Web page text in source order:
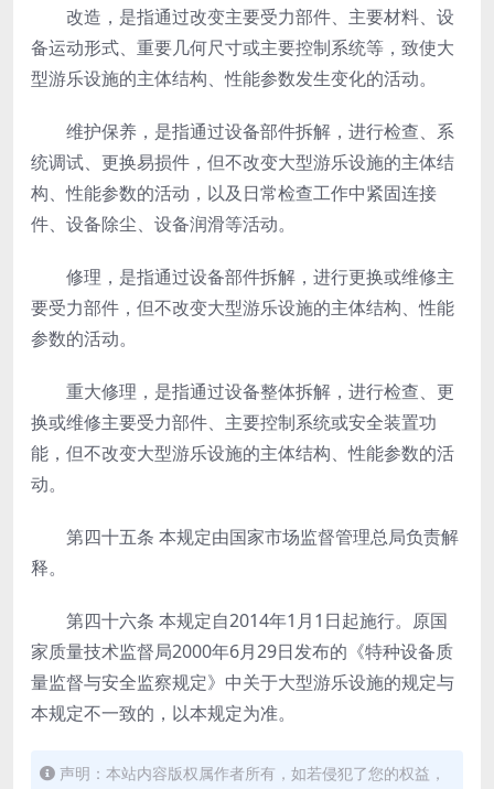
改造，是指通过改变主要受力部件、主要材料、设
备运动形式、重要几何尺寸或主要控制系统等，致使大
型游乐设施的主体结构、性能参数发生变化的活动。
维护保养，是指通过设备部件拆解，进行检查、系
统调试、更换易损件，但不改变大型游乐设施的主体结
构、性能参数的活动，以及日常检查工作中紧固连接
件、设备除尘、设备润滑等活动。
修理，是指通过设备部件拆解，进行更换或维修主
要受力部件，但不改变大型游乐设施的主体结构、性能
参数的活动。
重大修理，是指通过设备整体拆解，进行检查、更
换或维修主要受力部件、主要控制系统或安全装置功
能，但不改变大型游乐设施的主体结构、性能参数的活
动。
第四十五条 本规定由国家市场监督管理总局负责解
释。
第四十六条 本规定自2014年1月1日起施行。原国
家质量技术监督局2000年6月29日发布的《特种设备质
量监督与安全监察规定》中关于大型游乐设施的规定与
本规定不一致的，以本规定为准。
声明：本站内容版权属作者所有，如若侵犯了您的权益，